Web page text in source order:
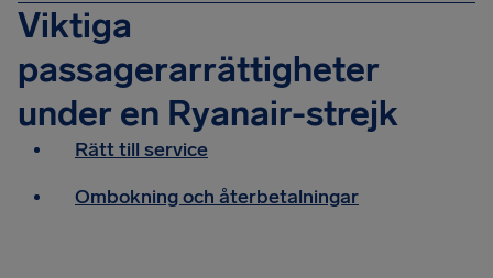
Viktiga
passagerarrättigheter
under en Ryanair-strejk
Rätt till service
Ombokning och återbetalningar